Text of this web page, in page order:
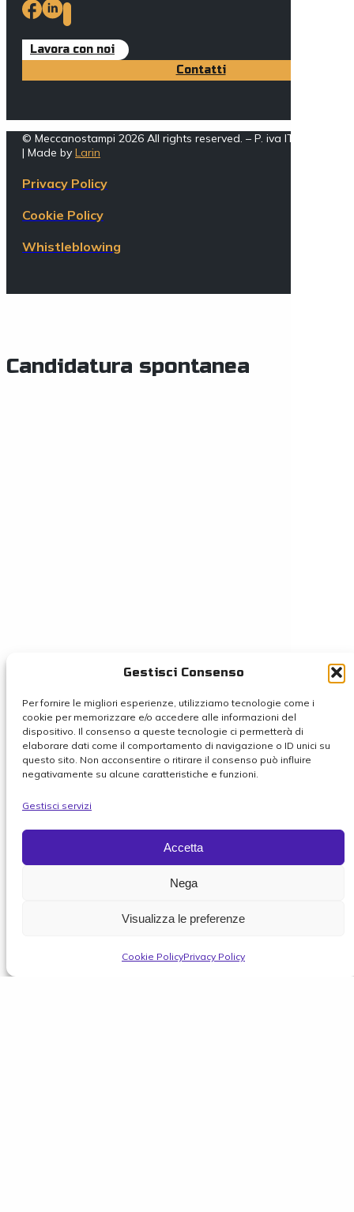
Gestisci Consenso
Per fornire le migliori esperienze, utilizziamo tecnologie come i
cookie per memorizzare e/o accedere alle informazioni del
dispositivo. Il consenso a queste tecnologie ci permetterà di
elaborare dati come il comportamento di navigazione o ID unici su
questo sito. Non acconsentire o ritirare il consenso può influire
negativamente su alcune caratteristiche e funzioni.
Gestisci servizi
Accetta
Nega
Visualizza le preferenze
Cookie PolicyPrivacy Policy
Lavora con noi
Contatti
© Meccanostampi 2026 All rights reserved. – P. iva
| Made by Larin
Privacy Policy
Cookie Policy
Whistleblowing
Candidatura spontanea